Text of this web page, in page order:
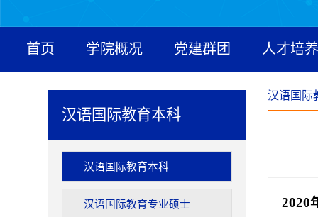
首页 学院概况 党建群团 人才培
汉语国际教育本科
汉语国际教育本科
汉语国际教育专业硕士
汉语国际
2020